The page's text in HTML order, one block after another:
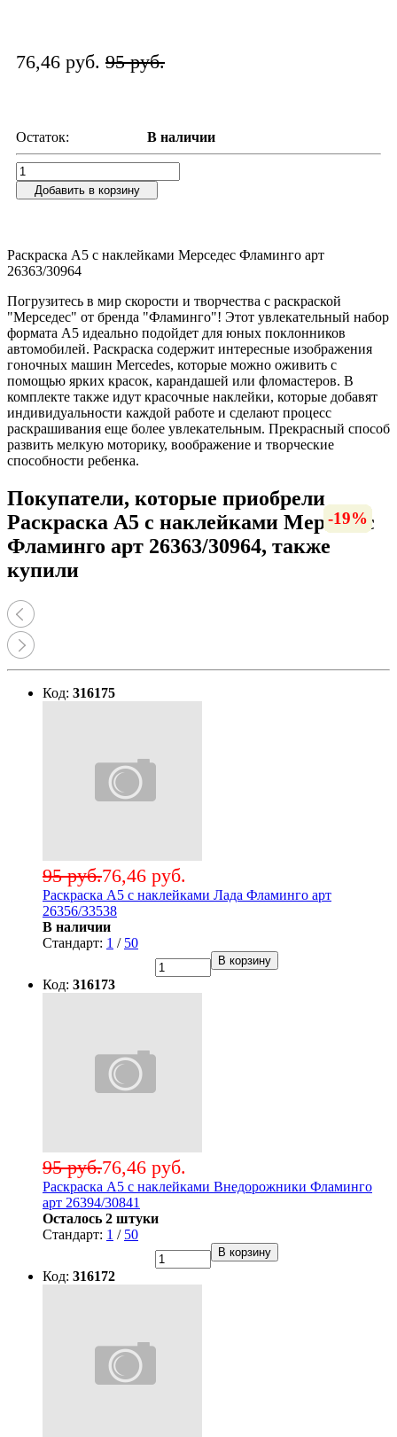
76,46 руб. 95 руб.
Остаток: В наличии
Добавить в корзину
Раскраска А5 с наклейками Мерседес Фламинго арт
26363/30964
Погрузитесь в мир скорости и творчества с раскраской
"Мерседес" от бренда "Фламинго"! Этот увлекательный набор
формата А5 идеально подойдет для юных поклонников
автомобилей. Раскраска содержит интересные изображения
гоночных машин Mercedes, которые можно оживить с
помощью ярких красок, карандашей или фломастеров. В
комплекте также идут красочные наклейки, которые добавят
индивидуальности каждой работе и сделают процесс
раскрашивания еще более увлекательным. Прекрасный способ
развить мелкую моторику, воображение и творческие
способности ребенка.
Покупатели, которые приобрели
Раскраска А5 с наклейками Мерседес
Фламинго арт 26363/30964, также
купили
-20%
Код: 316175
76,46 руб.
95 руб.
Раскраска А5 с наклейками Лада Фламинго арт
26356/33538
В наличии
Стандарт: 1 / 50
В корзину
-20%
Код: 316173
76,46 руб.
95 руб.
Раскраска А5 с наклейками Внедорожники Фламинго
арт 26394/30841
Осталось 2 штуки
Стандарт: 1 / 50
В корзину
-20%
Код: 316172
-20%
-20%
-19%
-15%
-15%
-19%
-17%
-19%
-17%
-17%
-19%
-15%
-19%
-24%
-19%
-19%